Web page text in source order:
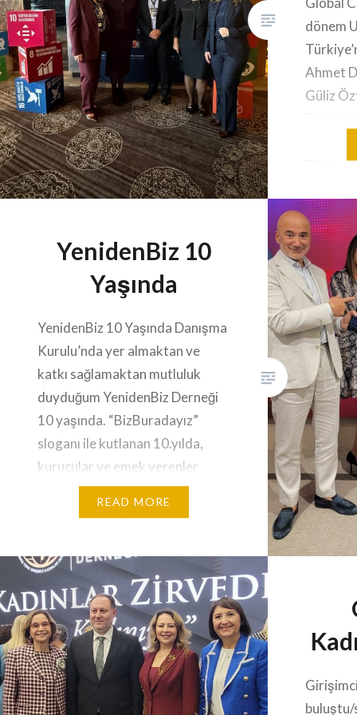
dönem
Ahmet
Güliz
ve
gibi
devam
YenidenBiz 10
Yaşında
YenidenBiz 10 Yaşında Danışma
Kurulu’nda yer almaktan ve
katkı sağlamaktan mutluluk
duyduğum YenidenBiz Derneği
10 yaşında. “BizBuradayız”
sloganı ile kutlanan 10.yılda,
kurucular ve emek verenler
ödüllendirildi. Başkanlarımız
çalışan gönüllülerine
teşekkürler. Bir sebeple çalışma
hayatına ara vermiş
kadınlarımızın, yeniden iş
hayatına dönebilmesine destek
sağlıyor YenidenBiz, Kadınlar,
ara verdikleri…
READ MORE